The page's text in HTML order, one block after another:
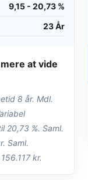
9,15 - 20,73 %
23 År
mere at vide
8 år. Mdl.
20,73 %. Saml.
Saml.
kr.